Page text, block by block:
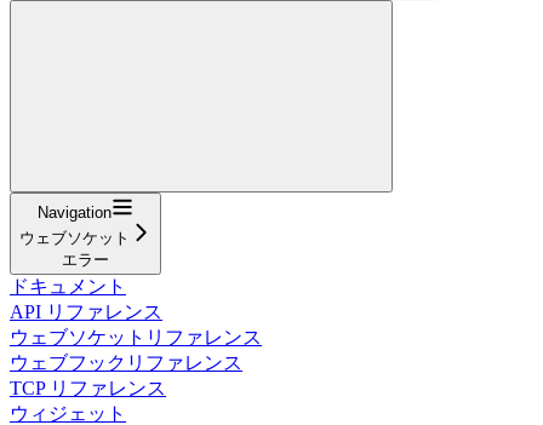
Navigation
ウェブソケット
エラー
ドキュメント
API リファレンス
ウェブソケットリファレンス
ウェブフックリファレンス
TCP リファレンス
ウィジェット